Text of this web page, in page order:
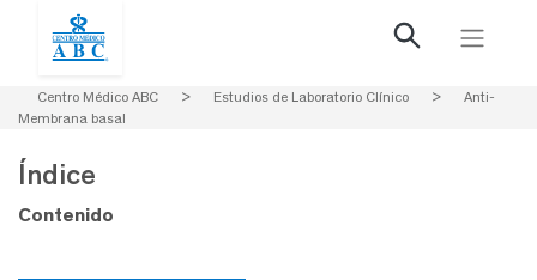
Centro Médico ABC > Estudios de Laboratorio Clínico >
Anti-
Membrana basal
Índice
Contenido